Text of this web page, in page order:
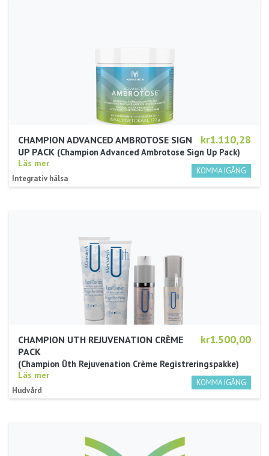
kr1.110,28
CHAMPION ADVANCED AMBROTOSE SIGN
UP PACK Champion Advanced Ambrotose Sign Up Pack
Läs mer
Integrativ hälsa
kr1.500,00
CHAMPION UTH REJUVENATION CRÈME
PACK
Champion Ūth Rejuvenation Crème Registreringspakke
Läs mer
Hudvård